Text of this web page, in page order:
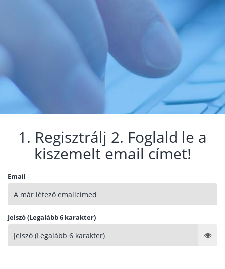
1. Regisztrálj 2. Foglald le a
kiszemelt email címet!
Email
Jelszó (Legalább 6 karakter)